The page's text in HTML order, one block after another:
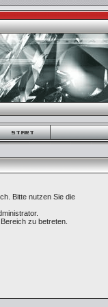
Bitte nutzen Sie die
zu betreten.